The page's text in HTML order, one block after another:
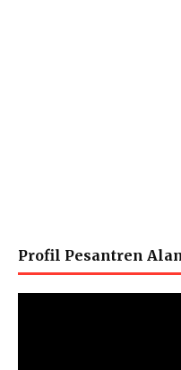
Profil Pesantren